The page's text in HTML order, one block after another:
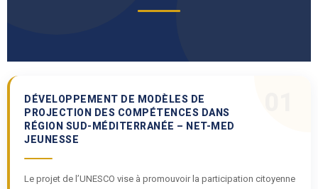
DÉVELOPPEMENT DE MODÈLES DE
PROJECTION DES COMPÉTENCES DANS
RÉGION SUD-MÉDITERRANÉE – NET-MED
JEUNESSE
Le projet de l’UNESCO vise à promouvoir la participation citoyenne